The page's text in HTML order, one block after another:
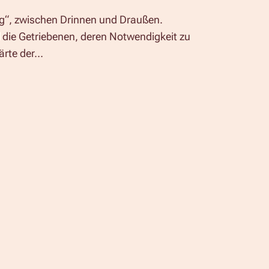
zwischen Drinnen und Draußen.
Getriebenen, deren Notwendigkeit zu
der…